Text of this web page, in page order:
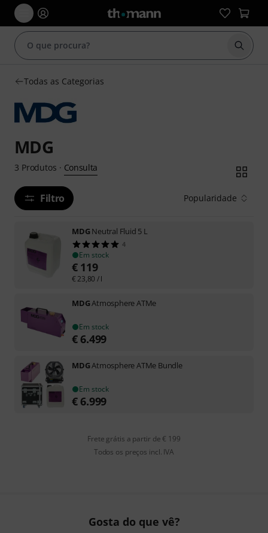
Iniciar
Todas as Categorias
MDG
3 Produtos · Consulta
Filtro Popularidade
MDGNeutral Fluid 5 L
4
Em stock
€ 119
€ 23,80 / l
MDGAtmosphere ATMe
Em stock
€ 6.499
MDGAtmosphere ATMe Bundle
Em stock
€ 6.999
Frete grátis a partir de € 199
Todos os preços incl. IVA
Gosta do que vê?